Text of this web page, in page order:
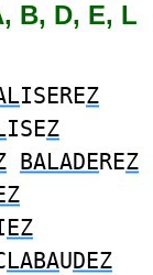
B, D, E, L
ISEREZ
ISEZ
BALADEREZ
EZ
LABAUDEZ